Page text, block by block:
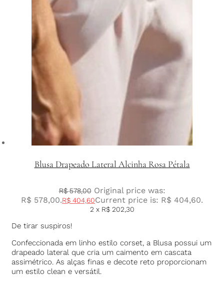
Blusa Drapeado Lateral Alcinha Rosa Pétala
R$578,00 Original price was:
R$ 578,00.R$ 404,60Current price is: R$ 404,60.
2 x R$202,30
De tirar suspiros!
Confeccionada em linho estilo corset, a Blusa possui um
drapeado lateral que cria um caimento em cascata
assimétrico. As alças finas e decote reto proporcionam
um estilo clean e versátil.